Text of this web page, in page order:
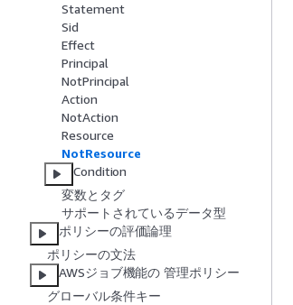
Statement
Sid
Effect
Principal
NotPrincipal
Action
NotAction
Resource
NotResource
Condition
変数とタグ
サポートされているデータ型
ポリシーの評価論理
ポリシーの文法
AWSジョブ機能の 管理ポリシー
グローバル条件キー